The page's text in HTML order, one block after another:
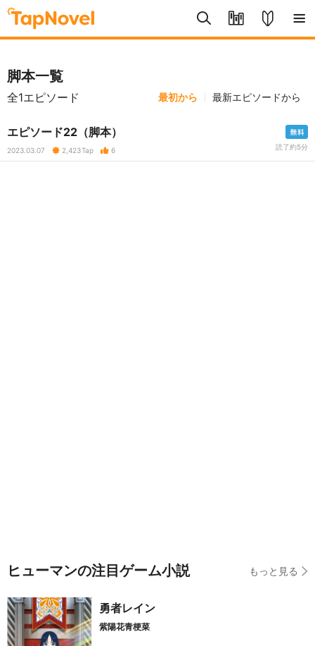
脚本一覧
全1エピソード 最初から 最新エピソードから
エピソード22（脚本）
2023.03.07 2,423Tap 6 読了約5分
ヒューマンの注目ゲーム小説 もっと見る
勇者レイン
紫陽花青梗菜